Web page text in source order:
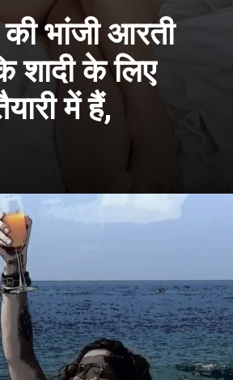
की भांजी आरती
शादी के लिए
में हैं,